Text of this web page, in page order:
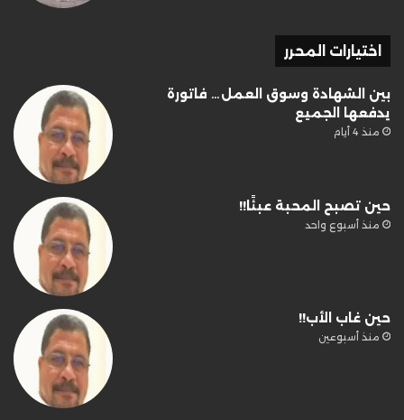
اختيارات المحرر
بين الشهادة وسوق العمل… فاتورة
يدفعها الجميع
منذ 4 أيام
حين تصبح المحبة عبئًا!!
منذ أسبوع واحد
حين غاب الأب!!
منذ أسبوعين